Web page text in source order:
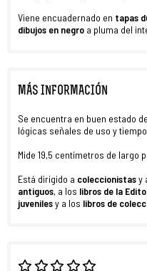
Viene encuadernado en tapas
dibujos en negro a pluma del
MÁS INFORMACIÓN
Se encuentra en buen estado
lógicas señales de uso y
Mide 19,5 centímetros de largo
Está dirigido a coleccionistasy
antiguos, a los libros de la
juvenilesy a los libros de